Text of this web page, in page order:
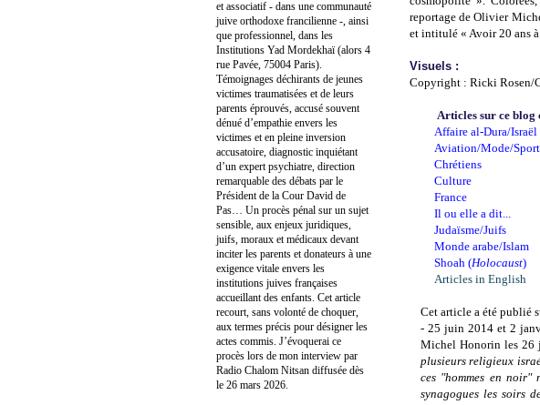
reportage de Olivier
et intitulé « Avoir 20 ans
Visuels :
Copyright : Ricki Rosen/
Articles sur ce blog
Affaire al-Dura/Israël
Aviation/Mode/
Chrétiens
Culture
France
Il ou elle a dit...
Judaïsme/Juifs
Monde arabe/Islam
Shoah (Holocaust)
Articles in English
Cet article a été publié
- 25 juin 2014 et 2
Michel Honorin les 26
plusieurs religieux
ces "hommes en noir"
synagogues les soirs
et associatif - dans une communauté
juive orthodoxe francilienne -, ainsi
que professionnel, dans les
Institutions Yad Mordekhaï (alors 4
rue Pavée, 75004 Paris).
Témoignages déchirants de jeunes
victimes traumatisées et de leurs
parents éprouvés, accusé souvent
dénué d’empathie envers les
victimes et en pleine inversion
accusatoire, diagnostic inquiétant
d’un expert psychiatre, direction
remarquable des débats par le
Président de la Cour David de
Pas… Un procès pénal sur un sujet
sensible, aux enjeux juridiques,
juifs, moraux et médicaux devant
inciter les parents et donateurs à une
exigence vitale envers les
institutions juives françaises
accueillant des enfants. Cet article
recourt, sans volonté de choquer,
aux termes précis pour désigner les
actes commis. J’évoquerai ce
procès lors de mon interview par
Radio Chalom Nitsan diffusée dès
le 26 mars 2026.